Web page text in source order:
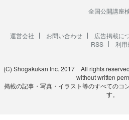
全国公開講座
運営会社 お問い合わせ 広告掲載に
RSS
利用
(C) Shogakukan Inc. 2017 All rights
without written
掲載の記事・写真・イラスト等のすべてのコ
す。